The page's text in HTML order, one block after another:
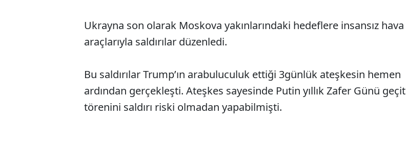
Ukrayna son olarak Moskova yakınlarındaki hedeflere insansız hava
araçlarıyla saldırılar düzenledi.
Bu saldırılar Trump’ın arabuluculuk ettiği 3günlük ateşkesin hemen
ardından gerçekleşti. Ateşkes sayesinde Putin yıllık Zafer Günü geçit
törenini saldırı riski olmadan yapabilmişti.